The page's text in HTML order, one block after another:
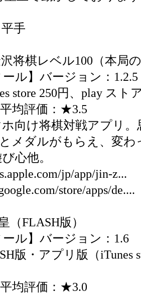
平手
将棋レベル100（本局
ール】バージョン：1.2.5
store 250円、play スト
平均評価：★3.5
向け将棋対戦アプリ
メダル­がもらえ、変
心他。
jp/app/jin-z...
store/apps/de....
（FLASH版）
ール】バージョン：1.6
版・アプリ版（iTunes
平均評価：★3.0